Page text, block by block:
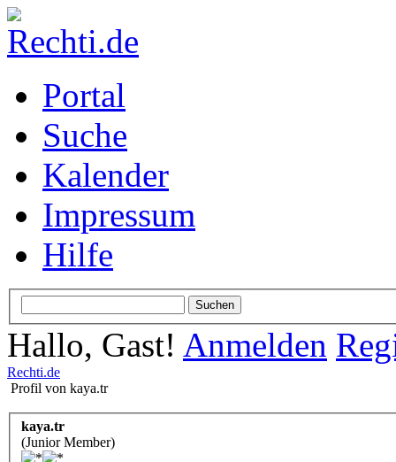
Portal
Suche
Kalender
Impressum
Hilfe
Hallo, Gast! Anmelden
Rechti.de
Profil von kaya.tr
kaya.tr
(Junior Member)